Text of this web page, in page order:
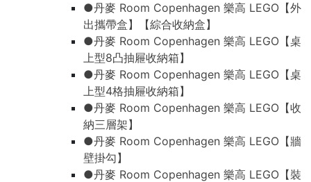
●丹麥 Room Copenhagen 樂高 LEGO【外
出攜帶盒】【綜合收納盒】
●丹麥 Room Copenhagen 樂高 LEGO【桌
上型8凸抽屜收納箱】
●丹麥 Room Copenhagen 樂高 LEGO【桌
上型4格抽屜收納箱】
●丹麥 Room Copenhagen 樂高 LEGO【收
納三層架】
●丹麥 Room Copenhagen 樂高 LEGO【牆
壁掛勾】
●丹麥 Room Copenhagen 樂高 LEGO【裝